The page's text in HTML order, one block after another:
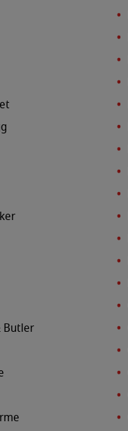
Butler